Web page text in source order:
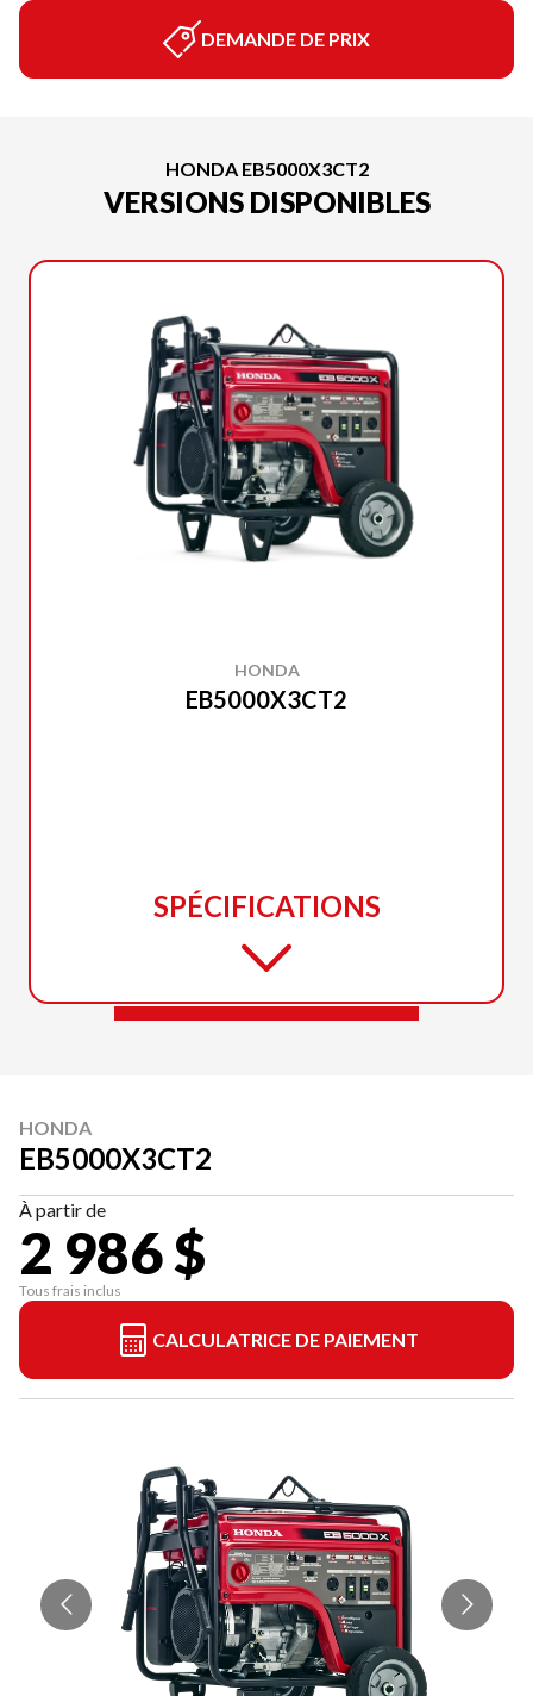
DEMANDE DE PRIX
HONDA EB5000X3CT2
VERSIONS DISPONIBLES
HONDA
EB5000X3CT2
SPÉCIFICATIONS
HONDA
EB5000X3CT2
À partir de
2 986 $
Tous frais inclus
CALCULATRICE DE PAIEMENT